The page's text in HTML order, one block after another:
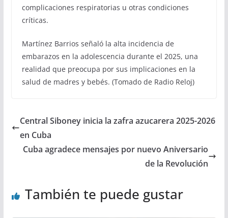
complicaciones respiratorias u otras condiciones
críticas.
Martínez Barrios señaló la alta incidencia de
embarazos en la adolescencia durante el 2025, una
realidad que preocupa por sus implicaciones en la
salud de madres y bebés. (Tomado de Radio Reloj)
Central Siboney inicia la zafra azucarera 2025-2026
en Cuba
Cuba agradece mensajes por nuevo Aniversario
de la Revolución
También te puede gustar